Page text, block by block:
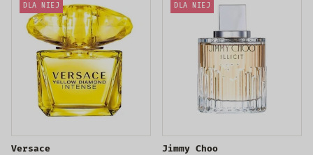
DLA NIEJ
Versace
DLA NIEJ
Jimmy Choo